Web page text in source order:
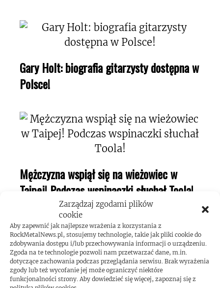
Zarządzaj zgodami plików
cookie
Aby zapewnić jak najlepsze wrażenia z korzystania z
RockMetalNews.pl, stosujemy technologie, takie jak pliki cookie do
zdobywania dostępu i/lub przechowywania informacji o urządzeniu.
Zgoda na te technologie pozwoli nam przetwarzać dane, m.in.
dotyczące zachowania podczas przeglądania serwisu. Brak wyrażenia
zgody lub też wycofanie jej może ograniczyć niektóre
funkcjonalności strony. Aby dowiedzieć się więcej, zapoznaj się z
Gary Holt: biografia gitarzysty dostępna w
Polsce!
Mężczyzna wspiął się na wieżowiec w
Taipej! Podczas wspinaczki słuchał Toola!
Kerry King o swojej pasji do maszyn
pinball!